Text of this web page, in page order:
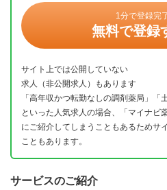
1分で登録完
無料で登録
サイト上では公開していない
求人（非公開求人）もあります
「高年収かつ転勤なしの調剤薬局」「
といった人気求人の場合、「マイナビ
にご紹介してしまうこともあるためサ
こともあります。
サービスのご紹介